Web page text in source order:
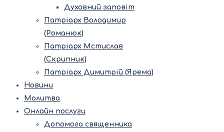
Духовний заповіт
Патріарх Володимир
(Романюк)
Патріарх Мстислав
(Скрипник)
Патріарх Димитрій (Ярема)
Новини
Молитва
Онлайн послуги
Допомога священника